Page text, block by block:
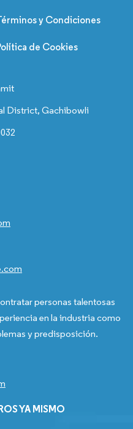
y Condiciones
de Cookies
District, Gachibowli
personas talentosas
en la industria como
y predisposición.
YA MISMO